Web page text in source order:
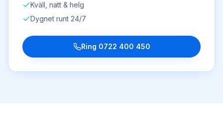
Kväll, natt & helg
Dygnet runt 24/7
Ring 0722 400 450